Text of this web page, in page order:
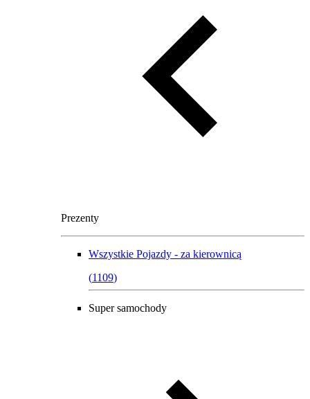
Prezenty
Wszystkie Pojazdy - za kierownicą
(1109)
Super samochody